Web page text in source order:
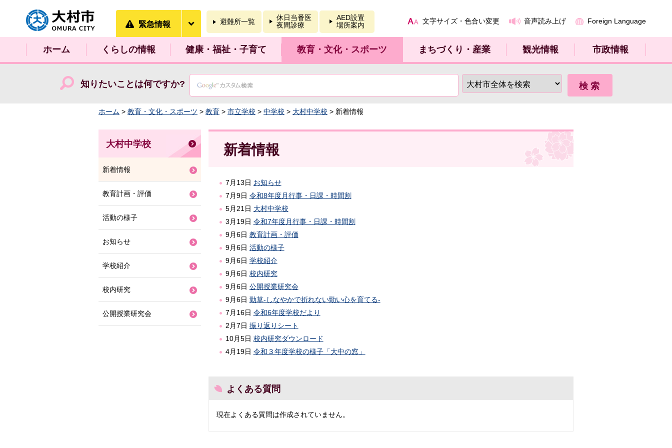
大村市
緊急情報 避難所一覧
休日当番医
夜間診療
AED設置
場所案内
文字サイズ・色合い変更 音声読み上げ Foreign Language
ホーム くらしの情報 健康・福祉・子育て 教育・文化・スポーツ まちづくり・産業 観光情報 市政情報
知りたいことは何ですか?
ホーム > 教育・文化・スポーツ > 教育 > 市立学校 > 中学校 > 大村中学校 > 新着情報
新着情報
7月13日 お知らせ
7月9日 令和8年度月行事・日課・時間割
5月21日 大村中学校
3月19日 令和7年度月行事・日課・時間割
9月6日 教育計画・評価
9月6日 活動の様子
9月6日 学校紹介
9月6日 校内研究
9月6日 公開授業研究会
9月6日 勁草-しなやかで折れない勁い心を育てる-
7月16日 令和6年度学校だより
2月7日 振り返りシート
10月5日 校内研究ダウンロード
4月19日 令和３年度学校の様子「大中の窓」
よくある質問
現在よくある質問は作成されていません。
大村中学校
新着情報
教育計画・評価
活動の様子
お知らせ
学校紹介
校内研究
公開授業研究会